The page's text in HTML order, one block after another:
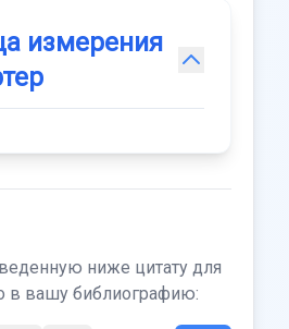
измерения
ниже цитату для
в вашу библиографию: